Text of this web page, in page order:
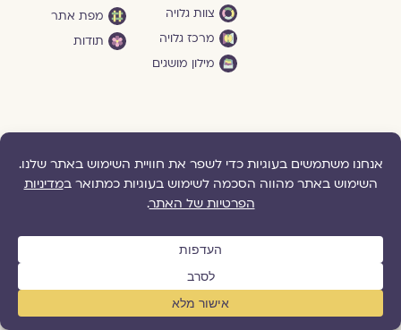
צוות גלויה
מרכז גלויה
מילון מושגים
מפת אתר
תודות
והרצאות
לקראת
ושיעורים
דברו איתנו
הצטרפו אלינו
הציעו לנו תוכן
שלחו לנו
משוב
גלויה
בפייסבוק